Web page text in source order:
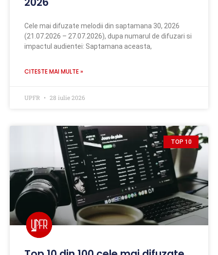
Cele mai difuzate melodii din saptamana 30, 2026
(21.07.2026 – 27.07.2026), dupa numarul de difuzari si
impactul audientei: Saptamana aceasta,
CITESTE MAI MULTE »
UPFR 28 iulie 2026
TOP 10